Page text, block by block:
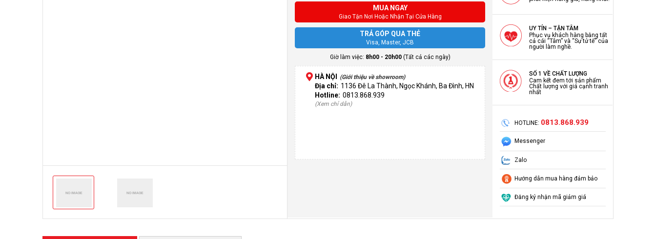
MUA NGAY
Giao Tận Nơi Hoặc Nhận Tại Cửa Hàng
TRẢ GÓP QUA THẺ
Visa, Master, JCB
Giờ làm việc: 8h00 - 20h00(Tất cả các ngày)
HÀ NỘI (Giới thiệu về showroom)
Địa chỉ: 1136 Đê La Thành, Ngọc Khánh, Ba Đình, HN
Hotline: 0813.868.939
(Xem chỉ dẫn)
UY TÍN – TẬN TÂM
Phục vụ khách hàng bằng tất
cả cái “Tâm” và “Sự tử tế” của
người làm nghề.
SỐ 1 VỀ CHẤT LƯỢNG
Cam kết đem tới sản phẩm
Chất lượng với giá cạnh tranh
nhất
HOTLINE: 0813.868.939
Messenger
Zalo
Hướng dẫn mua hàng đảm bảo
Đăng ký nhận mã giảm giá